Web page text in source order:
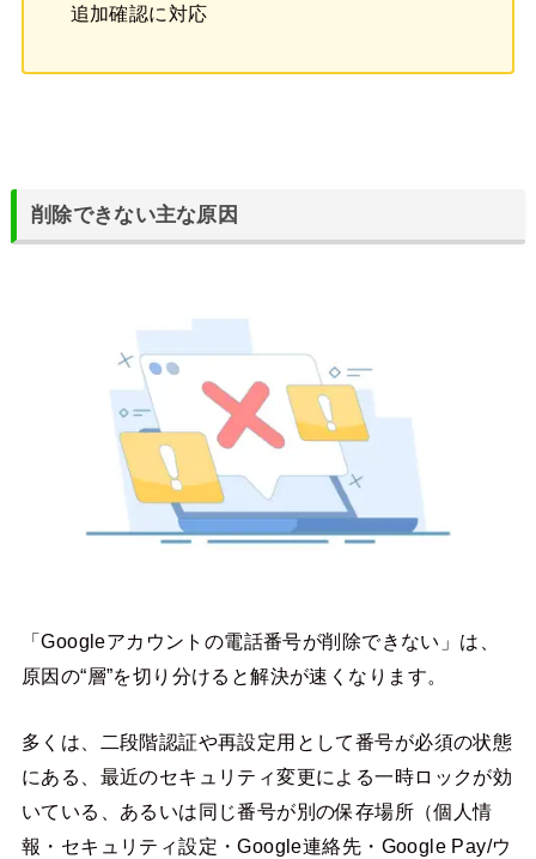
追加確認に対応
削除できない主な原因
「Googleアカウントの電話番号が削除できない」は、
原因の“層”を切り分けると解決が速くなります。
多くは、二段階認証や再設定用として番号が必須の状態
にある、最近のセキュリティ変更による一時ロックが効
いている、あるいは同じ番号が別の保存場所（個人情
報・セキュリティ設定・Google連絡先・Google Pay/ウ